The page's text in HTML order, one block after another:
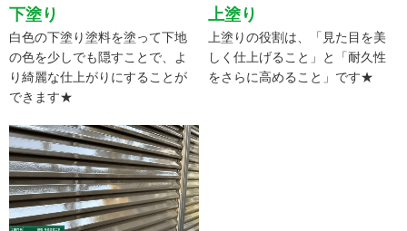
下塗り
白色の下塗り塗料を塗って下地
の色を少しでも隠すことで、よ
り綺麗な仕上がりにすることが
できます★
上塗り
上塗りの役割は、「見た目を美
しく仕上げること」と「耐久性
をさらに高めること」です★